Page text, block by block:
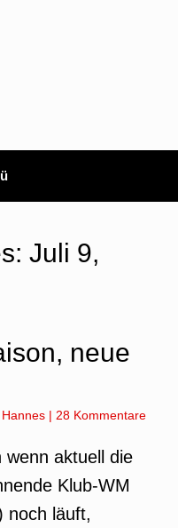
Juli 9,
neue
Hannes | 28 Kommentare
wenn aktuell die
Klub-WM
noch läuft,